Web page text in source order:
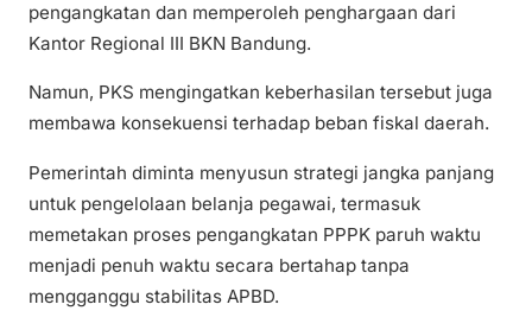
pengangkatan dan memperoleh penghargaan dari
Kantor Regional III BKN Bandung.
Namun, PKS mengingatkan keberhasilan tersebut juga
membawa konsekuensi terhadap beban fiskal daerah.
Pemerintah diminta menyusun strategi jangka panjang
untuk pengelolaan belanja pegawai, termasuk
memetakan proses pengangkatan PPPK paruh waktu
menjadi penuh waktu secara bertahap tanpa
mengganggu stabilitas APBD.